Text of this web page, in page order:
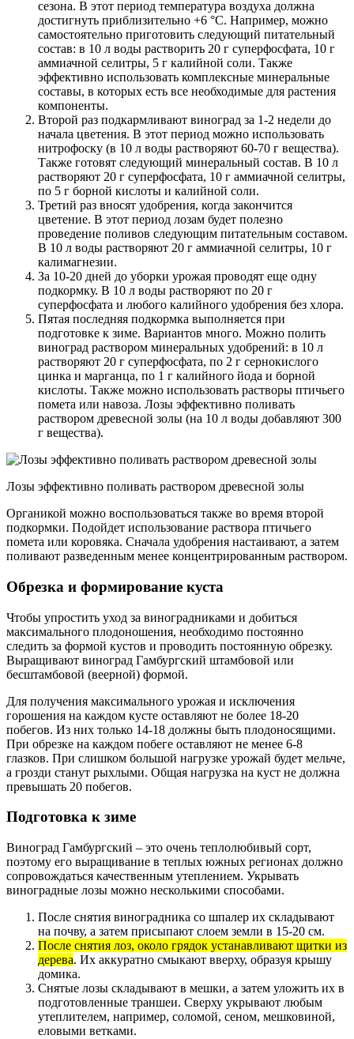
сезона. В этот период температура воздуха должна
достигнуть приблизительно +6 °С. Например, можно
самостоятельно приготовить следующий питательный
состав: в 10 л воды растворить 20 г суперфосфата, 10 г
аммиачной селитры, 5 г калийной соли. Также
эффективно использовать комплексные минеральные
составы, в которых есть все необходимые для растения
компоненты.
Второй раз подкармливают виноград за 1-2 недели до
начала цветения. В этот период можно использовать
нитрофоску (в 10 л воды растворяют 60-70 г вещества).
Также готовят следующий минеральный состав. В 10 л
растворяют 20 г суперфосфата, 10 г аммиачной селитры,
по 5 г борной кислоты и калийной соли.
Третий раз вносят удобрения, когда закончится
цветение. В этот период лозам будет полезно
проведение поливов следующим питательным составом.
В 10 л воды растворяют 20 г аммиачной селитры, 10 г
калимагнезии.
За 10-20 дней до уборки урожая проводят еще одну
подкормку. В 10 л воды растворяют по 20 г
суперфосфата и любого калийного удобрения без хлора.
Пятая последняя подкормка выполняется при
подготовке к зиме. Вариантов много. Можно полить
виноград раствором минеральных удобрений: в 10 л
растворяют 20 г суперфосфата, по 2 г сернокислого
цинка и марганца, по 1 г калийного йода и борной
кислоты. Также можно использовать растворы птичьего
помета или навоза. Лозы эффективно поливать
раствором древесной золы (на 10 л воды добавляют 300
г вещества).
Лозы эффективно поливать раствором древесной золы
Органикой можно воспользоваться также во время второй
подкормки. Подойдет использование раствора птичьего
помета или коровяка. Сначала удобрения настаивают, а затем
поливают разведенным менее концентрированным раствором.
Обрезка и формирование куста
Чтобы упростить уход за виноградниками и добиться
максимального плодоношения, необходимо постоянно
следить за формой кустов и проводить постоянную обрезку.
Выращивают виноград Гамбургский штамбовой или
бесштамбовой (веерной) формой.
Для получения максимального урожая и исключения
горошения на каждом кусте оставляют не более 18-20
побегов. Из них только 14-18 должны быть плодоносящими.
При обрезке на каждом побеге оставляют не менее 6-8
глазков. При слишком большой нагрузке урожай будет мельче,
а грозди станут рыхлыми. Общая нагрузка на куст не должна
превышать 20 побегов.
Подготовка к зиме
Виноград Гамбургский – это очень теплолюбивый сорт,
поэтому его выращивание в теплых южных регионах должно
сопровождаться качественным утеплением. Укрывать
виноградные лозы можно несколькими способами.
После снятия виноградника со шпалер их складывают
на почву, а затем присыпают слоем земли в 15-20 см.
После снятия лоз, около грядок устанавливают щитки из
дерева. Их аккуратно смыкают вверху, образуя крышу
домика.
Снятые лозы складывают в мешки, а затем уложить их в
подготовленные траншеи. Сверху укрывают любым
утеплителем, например, соломой, сеном, мешковиной,
еловыми ветками.